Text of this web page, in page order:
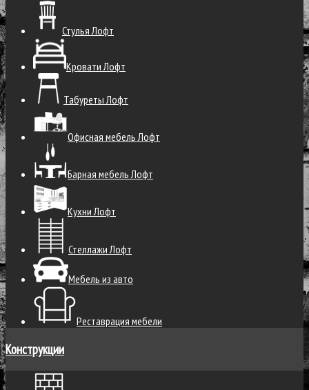
Стулья Лофт
Кровати Лофт
Табуреты Лофт
Офисная мебель Лофт
Барная мебель Лофт
Кухни Лофт
Стеллажи Лофт
Мебель из авто
Реставрация мебели
Конструкции